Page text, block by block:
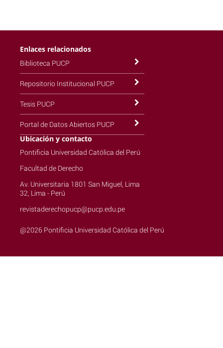
Enlaces relacionados
Biblioteca PUCP
Repositorio Institucional PUCP
Tesis PUCP
Portal de Datos Abiertos PUCP
Ubicación y contacto
Pontificia Universidad Católica del Perú
Facultad de Derecho
Av. Universitaria 1801 San Miguel, Lima
32, Lima - Perú
revistaderechopucp@pucp.edu.pe
@2026 Pontificia Universidad Católica del Perú